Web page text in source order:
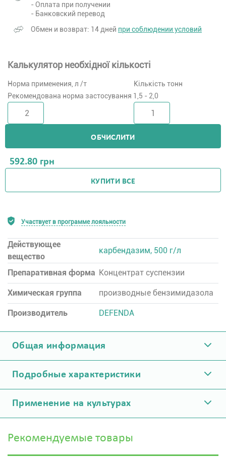
- Оплата при получении
- Банковский перевод
Обмен и возврат: 14 дней при соблюдении условий
Калькулятор необхідної кількості
Норма применения, л /т
Кількість тонн
Рекомендована норма застосування 1,5 - 2,0
ОБЧИСЛИТИ
592.80 грн
КУПИТИ ВСЕ
Участвует в программе лояльности
Действующее
вещество
карбендазим, 500 г/л
Препаративная форма Концентрат суспензии
Химическая группа производные бензимидазола
Производитель DEFENDA
Общая информация
Подробные характеристики
Применение на культурах
Рекомендуемые товары